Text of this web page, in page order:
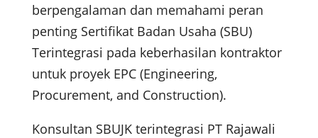
berpengalaman dan memahami peran
penting Sertifikat Badan Usaha (SBU)
Terintegrasi pada keberhasilan kontraktor
untuk proyek EPC (Engineering,
Procurement, and Construction).
Konsultan SBUJK terintegrasi PT Rajawali